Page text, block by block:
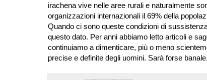
irachena vive nelle aree rurali e naturalmente
organizzazioni internazionali il 69% della
Quando ci sono queste condizioni di
questo dato. Per anni abbiamo letto articoli e
continuiamo a dimenticare, più o meno
precise e definite degli uomini. Sarà forse